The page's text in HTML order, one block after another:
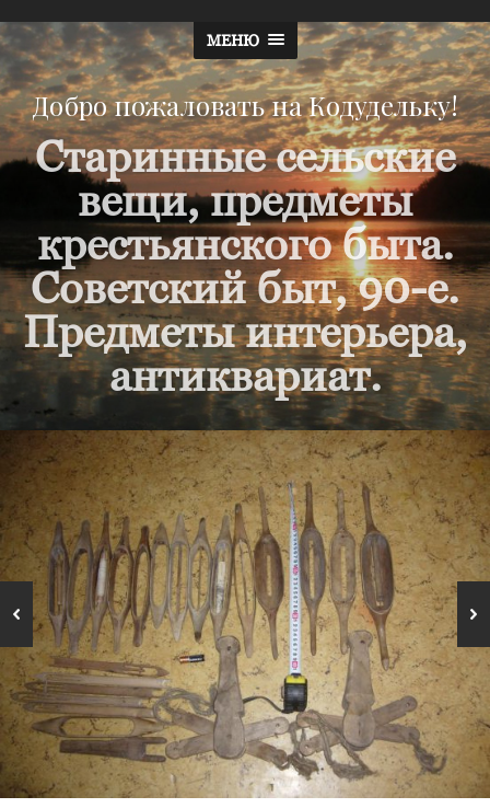
МЕНЮ
Добро пожаловать на Кодудельку!
Старинные сельские
вещи, предметы
крестьянского быта.
Советский быт, 90-е.
Предметы интерьера,
антиквариат.